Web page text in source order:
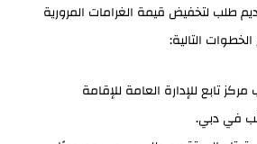
طلب لتخفيض قيمة الغرامات المرورية
التالية:
مركز تابع للإدارة العامة للإقامة
في دبي.